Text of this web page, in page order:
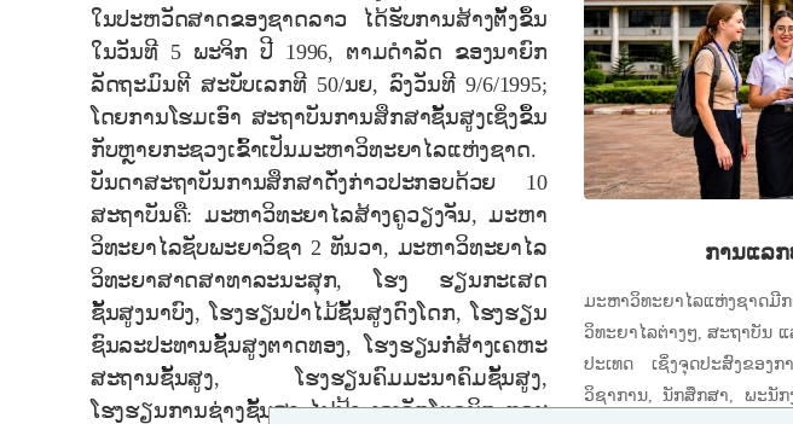
ໃນປະຫວັດສາດຂອງຊາດລາວ ໄດ້ຮັບການສ້າງຕັ້ງຂຶ້ນ
ໃນວັນທີ 5 ພະຈິກ ປີ 1996, ຕາມດຳລັດ ຂອງນາຍົກ
ລັດຖະມົນຕີ ສະບັບເລກທີ 50/ນຍ, ລົງວັນທີ 9/6/1995;
ໂດຍການໂຮມເອົາ ສະຖາບັນການສຶກສາຊັ້ນສູງເຊິ່ງຂຶ້ນ
ກັບຫຼາຍກະຊວງເຂົ້າເປັນມະຫາວິທະຍາໄລແຫ່ງຊາດ.
ບັນດາສະຖາບັນການສຶກສາດັ່ງກ່າວປະກອບດ້ວຍ 10
ສະຖາບັນຄື: ມະຫາວິທະຍາໄລສ້າງຄູວຽງຈັນ, ມະຫາ
ວິທະຍາໄລຊັບພະຍາວິຊາ 2 ທັນວາ, ມະຫາວິທະຍາໄລ
ວິທະຍາສາດສາທາລະນະສຸກ, ໂຮງ ຮຽນກະເສດ
ຊັ້ນສູງນາບົງ, ໂຮງຮຽນປ່າໄມ້ຊັ້ນສູງດົງໂດກ, ໂຮງຮຽນ
ຊົນລະປະທານຊັ້ນສູງຕາດທອງ, ໂຮງຮຽນກໍ່ສ້າງເຄຫະ
ສະຖານຊັ້ນສູງ, ໂຮງຮຽນຄົມມະນາຄົມຊັ້ນສູງ,
ໂຮງຮຽນການຊ່າງຊັ້ນສູງ ໄຟຟ້າ ເອເລັກໂຕຣນິກ ແລະ
ການແລ
ມະຫາວິທະຍາໄລແຫ່ງຊາ
ວິທະຍາໄລຕ່າງໆ, ສະຖາບັນ
ປະເທດ ເຊິ່ງຈຸດປະສົງຂອງກ
ວິຊາການ, ນັກສຶກສາ, ພະນັ